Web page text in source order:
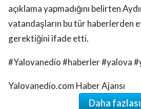
açıklama yapmadığını belirten
vatandaşların bu tür haberlerden
gerektiğini ifade etti.
#Yalovanedio #haberler #yalova
Yalovanedio.com Haber Ajansı
Daha fazlası